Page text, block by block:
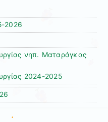
2026
νηπ. Ματαράγκας
2024-2025